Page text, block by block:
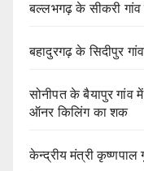
बल्लभगढ़ के सीकरी
बहादुरगढ़ के सिदीपुर
सोनीपत के बैयापुर गांव
ऑनर किलिंग का शक
केन्द्रीय मंत्री कृष्णपाल